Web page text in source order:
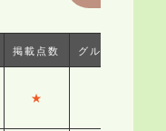
掲載点数 グルメ数
★